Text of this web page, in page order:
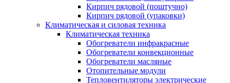
Кирпич рядовой (поштучно)
Кирпич рядовой (упаковки)
Климатическая и силовая техника
Климатическая техника
Обогреватели инфракрасные
Обогреватели конвекционные
Обогреватели масляные
Отопительные модули
Тепловентиляторы электрические